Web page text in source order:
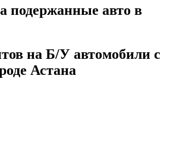
подержанные авто в
на Б/У автомобили с
Астана